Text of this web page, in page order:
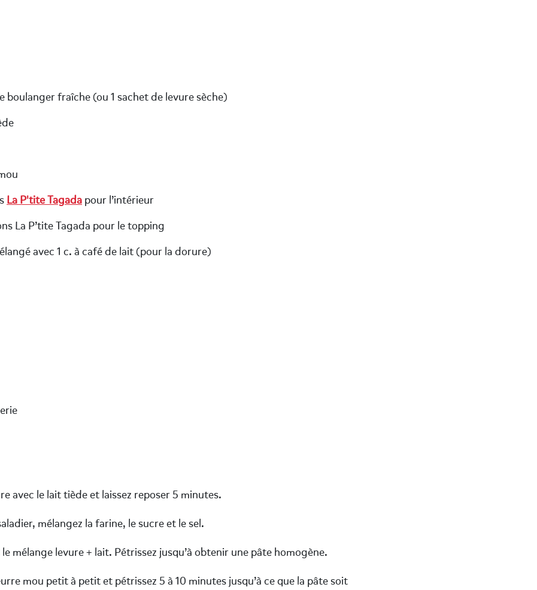
boulanger fraîche (ou 1 sachet de levure sèche)
La P'tite Tagada pour l’intérieur
La P’tite Tagada pour le topping
avec 1 c. à café de lait (pour la dorure)
avec le lait tiède et laissez reposer 5 minutes.
mélangez la farine, le sucre et le sel.
levure + lait. Pétrissez jusqu’à obtenir une pâte homogène.
mou petit à petit et pétrissez 5 à 10 minutes jusqu’à ce que la pâte soit